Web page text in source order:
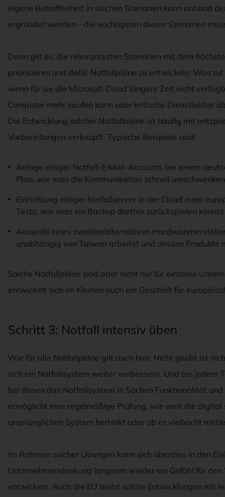
eigene Betroffenheit in solchen Szenarien kann anhand
ergründet werden – die wichtigsten dieser Szenarien
Dann gilt es, die relevantesten Szenarien mit dem
priorisieren und dafür Notfallpläne zu entwickeln: Was
wenn für sie die Microsoft Cloud längere Zeit nicht
Computer mehr kaufen kann oder kritische Dienstleister
Die Entwicklung solcher Notfallpläne ist häufig mit
Vorbereitungen verknüpft. Typische Beispiele sind:
Anlage einiger Notfall-E‑Mail-Accounts bei einem
Plan, wie man die Kommunikation schnell
Einrichtung einiger Notfallserver in der Cloud einer
Tests, wie man ein Backup dorthin zurückspielen könnte
Auswahl eines zweiten/alternativen
unabhängig von Taiwan arbeitet und dessen Produkte
Solche Notfallpläne sind aber nicht nur für einzelne
entwickelt sich im Kleinen auch ein Geschäft für
Schritt 3: Notfall intensiv üben
Wie für alle Notfallpläne gilt auch hier: Nicht geübt ist
sich ein Notfallsystem weiter verbessern. Und bei jedem
bei denen das Notfallsystem in Sachen Funktionalität
ermöglicht eine regelmäßige Prüfung, wie weit die digital
ursprünglichen System herhinkt oder ob es vielleicht
Im Rahmen solcher Übungen kann sich überdies in den
Unternehmenslenkung langsam wieder ein Gefühl für den
entwickeln. Auch die EU treibt solche Entwicklungen mit